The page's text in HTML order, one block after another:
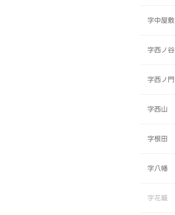
字中屋敷
字西ノ谷
字西ノ門
字西山
字根田
字八幡
字花籠